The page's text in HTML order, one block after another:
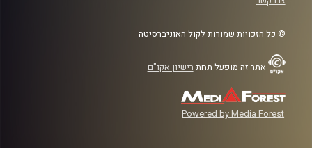
© כל הזכויות שמורות לקול האוניברסיטה
אתר זה מופעל תחת רישיון אקו"ם
Powered by Media Forest